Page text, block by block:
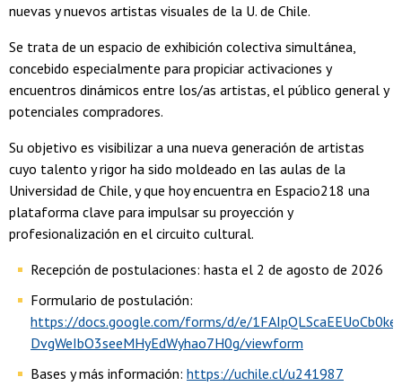
nuevas y nuevos artistas visuales de la U. de Chile.
Se trata de un espacio de exhibición colectiva simultánea,
concebido especialmente para propiciar activaciones y
encuentros dinámicos entre los/as artistas, el público general y
potenciales compradores.
Su objetivo es visibilizar a una nueva generación de artistas
cuyo talento y rigor ha sido moldeado en las aulas de la
Universidad de Chile, y que hoy encuentra en Espacio218 una
plataforma clave para impulsar su proyección y
profesionalización en el circuito cultural.
Recepción de postulaciones: hasta el 2 de agosto de 2026
Formulario de postulación:
https://docs.google.com/forms/d/e/
DvgWeIbO3seeMHyEdWyhao7H0g/viewform
Bases y más información: https://uchile.cl/u241987